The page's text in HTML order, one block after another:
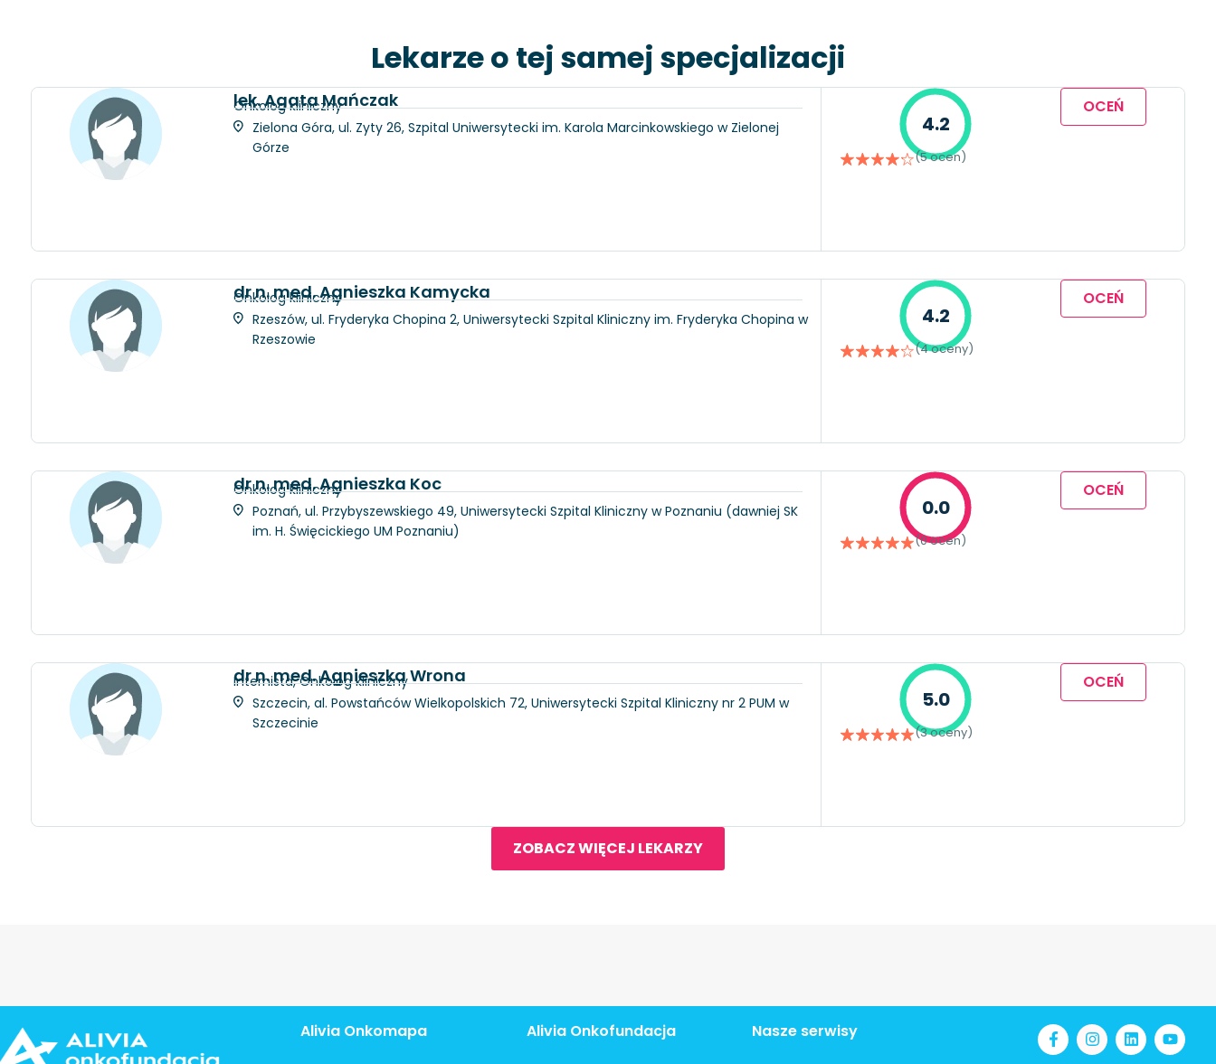
Lekarze o tej samej specjalizacji
lek. Agata Mańczak
Onkolog kliniczny
Zielona Góra, ul. Zyty 26, Szpital Uniwersytecki im. Karola Marcinkowskiego w Zielonej
Górze
4.2
(5 ocen)
OCEŃ
dr n. med. Agnieszka Kamycka
Onkolog kliniczny
Rzeszów, ul. Fryderyka Chopina 2, Uniwersytecki Szpital Kliniczny im. Fryderyka Chopina w
Rzeszowie
4.2
(4 oceny)
OCEŃ
dr n. med. Agnieszka Koc
Onkolog kliniczny
Poznań, ul. Przybyszewskiego 49, Uniwersytecki Szpital Kliniczny w Poznaniu (dawniej SK
im. H. Święcickiego UM Poznaniu)
0.0
(0 ocen)
OCEŃ
dr n. med. Agnieszka Wrona
Internista, Onkolog kliniczny
Szczecin, al. Powstańców Wielkopolskich 72, Uniwersytecki Szpital Kliniczny nr 2 PUM w
Szczecinie
5.0
(3 oceny)
OCEŃ
ZOBACZ WIĘCEJ LEKARZY
Alivia Onkomapa Alivia Onkofundacja Nasze serwisy